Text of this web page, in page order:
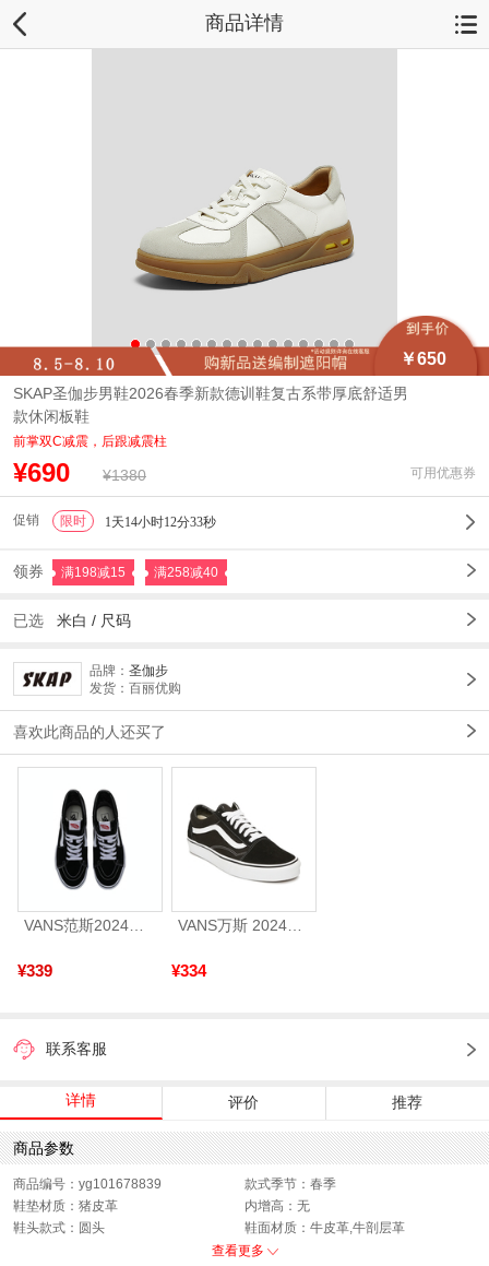
商品详情
￥650
SKAP圣伽步男鞋2026春季新款德训鞋复古系带厚底舒适男
款休闲板鞋
前掌双C减震，后跟减震柱
¥690 ¥1380 可用优惠券
促销 限时 1天14小时12分29秒
领券 满198减15 满258减40
已选 米白 / 尺码
品牌： 圣伽步
发货：百丽优购
喜欢此商品的人还买了
VANS范斯2024中性SK8-HiCL帆布鞋/硫化鞋VN000D5IB8C
¥339
VANS万斯 2024年新款中性OldSkool帆布鞋/硫化鞋VN000D3HY28（延续款）
¥334
联系客服
详情 评价 推荐
商品参数
商品编号：yg101678839
款式季节：春季
鞋垫材质：猪皮革
内增高：无
鞋头款式：圆头
鞋面材质：牛皮革,牛剖层革
制鞋工艺：胶贴皮鞋
查看更多